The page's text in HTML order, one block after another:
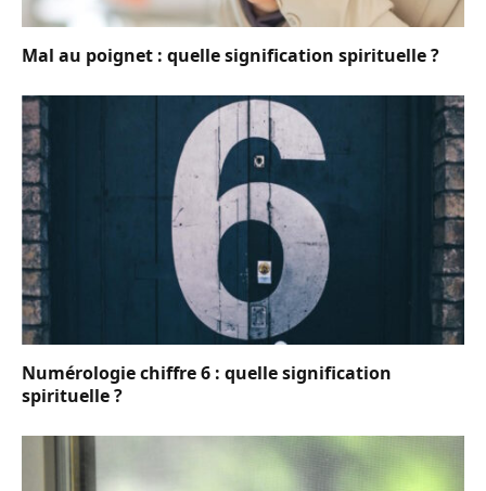
Mal au poignet : quelle signification spirituelle ?
Numérologie chiffre 6 : quelle signification
spirituelle ?